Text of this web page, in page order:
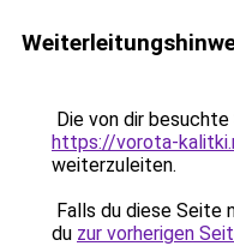
Die von dir
https://vorota-
weiterzuleiten.
Falls du diese Seite
du zur vorherigen